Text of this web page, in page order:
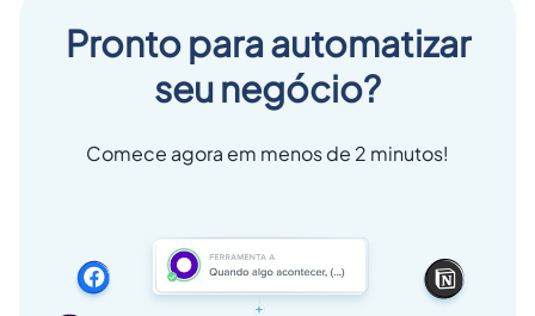
Pronto para automatizar
seu negócio?
Comece agora em menos de 2 minutos!